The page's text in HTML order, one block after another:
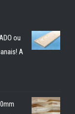
ou
A